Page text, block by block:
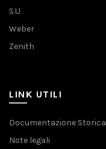
S.U
Weber
Zenith
LINK UTILI
Documentazione Storica
Note legali